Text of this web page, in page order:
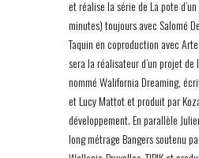
et réalise la série de La pote d’un
minutes) toujours avec Salomé
Taquin en coproduction avec
sera la réalisateur d’un projet de
nommé Walifornia Dreaming,
et Lucy Mattot et produit par
développement. En parallèle
long métrage Bangers soutenu